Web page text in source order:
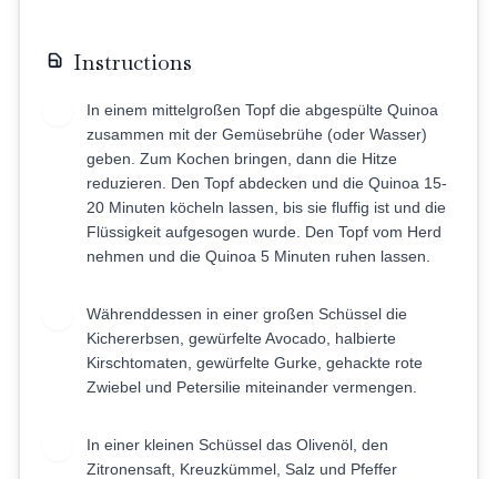
Instructions
In einem mittelgroßen Topf die abgespülte Quinoa
zusammen mit der Gemüsebrühe (oder Wasser)
geben. Zum Kochen bringen, dann die Hitze
reduzieren. Den Topf abdecken und die Quinoa 15-
20 Minuten köcheln lassen, bis sie fluffig ist und die
Flüssigkeit aufgesogen wurde. Den Topf vom Herd
nehmen und die Quinoa 5 Minuten ruhen lassen.
Währenddessen in einer großen Schüssel die
Kichererbsen, gewürfelte Avocado, halbierte
Kirschtomaten, gewürfelte Gurke, gehackte rote
Zwiebel und Petersilie miteinander vermengen.
In einer kleinen Schüssel das Olivenöl, den
Zitronensaft, Kreuzkümmel, Salz und Pfeffer